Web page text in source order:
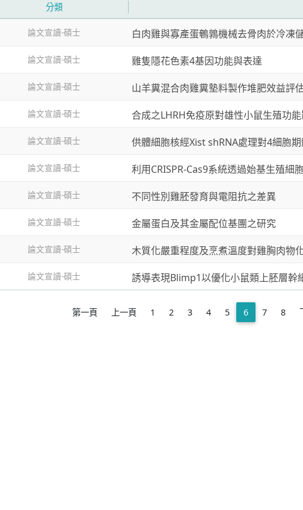
分類
論文宣讀-碩士 白肉雞與寡產蛋鵪鶉機械去骨肉於冷凍
論文宣讀-碩士 雞隻隱花色素4基因功能與表達
論文宣讀-碩士 山羊糞混合肉雞糞墊料製作堆肥效益評
論文宣讀-碩士 合成之LHRH免疫原對雄性小鼠生殖功
論文宣讀-碩士 供體細胞核經Xist shRNA處理對4細胞
論文宣讀-碩士 利用CRISPR-Cas9系統透過始基生殖細
論文宣讀-碩士 不同性別雞胚發育與電阻抗之差異
論文宣讀-碩士 金屬蛋白及其金屬配位基團之研究
論文宣讀-碩士 木質化嚴重程度及烹煮溫度對雞胸肉物
論文宣讀-碩士 誘導表現Blimp1以優化小鼠類上胚層幹
第一頁 上一頁 1 2 3 4 5 6 7 8